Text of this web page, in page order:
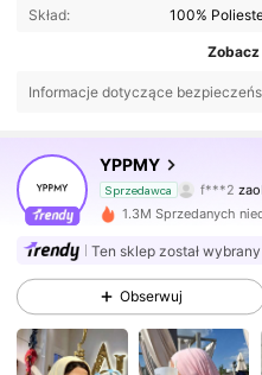
Skład:
100%
Informacje dotyczące
YPPMY
Sprzedawca
j***d
4,77
71K
4,77 71K
1.3M Sprzedanych
Ten sklep został
Obserwuj